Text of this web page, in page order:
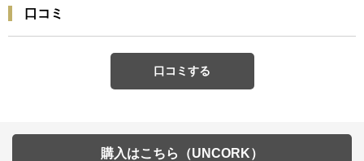
口コミ
口コミする
購入はこちら（UNCORK）